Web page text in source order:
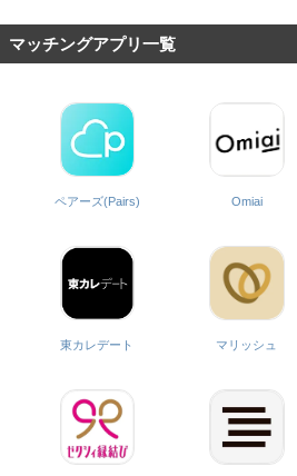
マッチングアプリ一覧
ペアーズ(Pairs) Omiai
東カレデート マリッシュ